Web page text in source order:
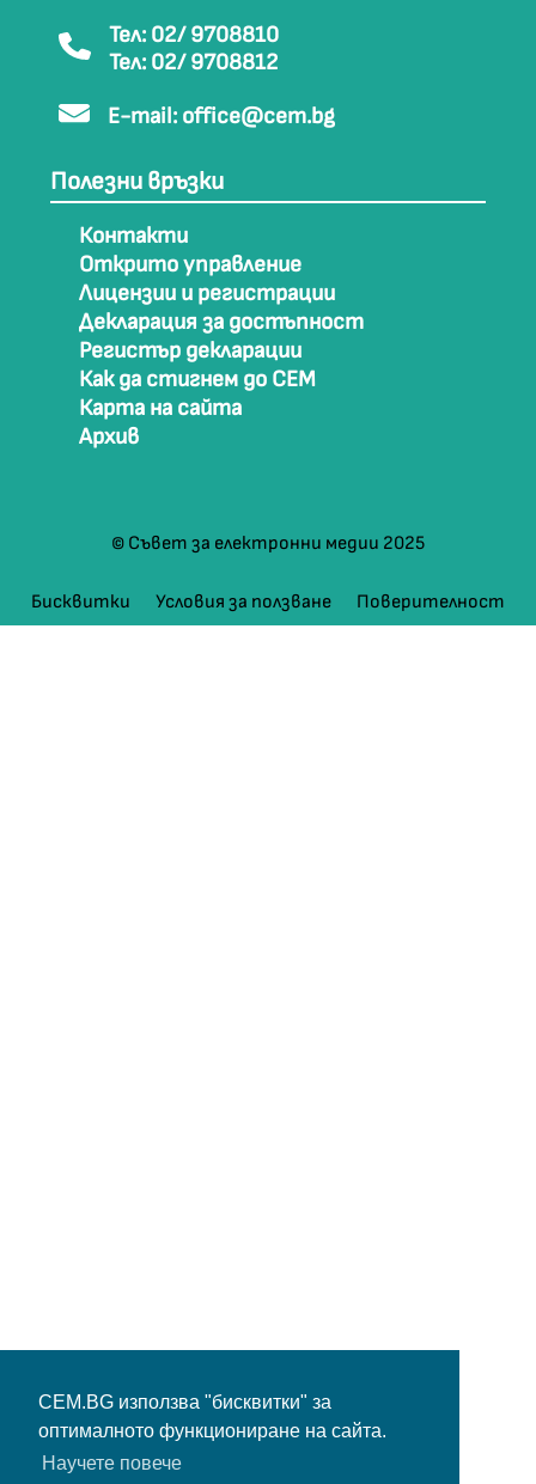
CEM.BG използва "бисквитки" за
оптималното функциониране на сайта.
Научете повече
Тел: 02/ 9708810
Тел: 02/ 9708812
E-mail: office@cem.bg
Полезни връзки
Контакти
Открито управление
Лицензии и регистрации
Декларация за достъпност
Регистър декларации
Как да стигнем до СЕМ
Карта на сайта
Архив
© Съвет за електронни медии 2025
Бисквитки Условия за ползване Поверителност